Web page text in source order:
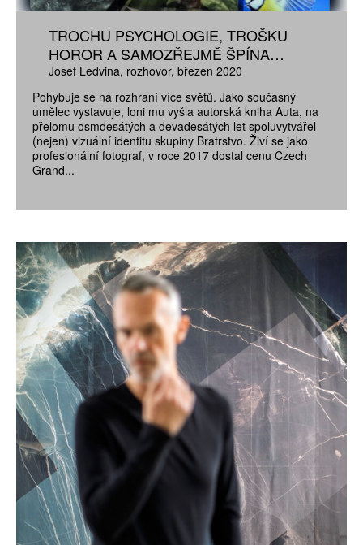
TROCHU PSYCHOLOGIE, TROŠKU
HOROR A SAMOZŘEJMĚ ŠPÍNA…
Josef Ledvina rozhovor březen 2020
Pohybuje se na rozhraní více světů. Jako současný
umělec vystavuje, loni mu vyšla autorská kniha Auta, na
přelomu osmdesátých a devadesátých let spoluvytvářel
(nejen) vizuální identitu skupiny Bratrstvo. Živí se jako
profesionální fotograf, v roce 2017 dostal cenu Czech
Grand...